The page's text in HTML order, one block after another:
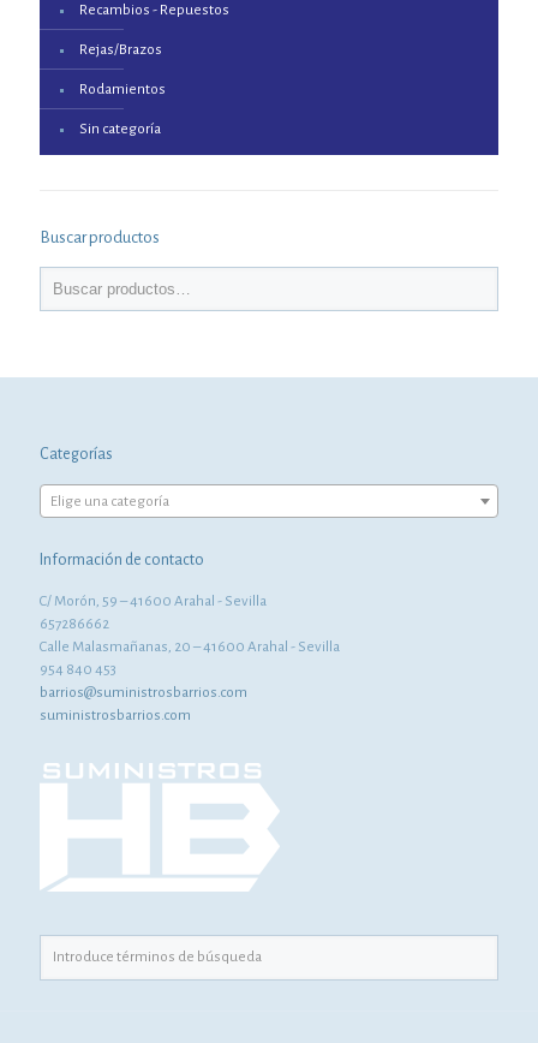
Recambios - Repuestos
Rejas/Brazos
Rodamientos
Sin categoría
Buscar productos
Categorías
Elige una categoría
Información de contacto
C/ Morón, 59 – 41600 Arahal - Sevilla
657286662
Calle Malasmañanas, 20 – 41600 Arahal - Sevilla
954 840 453
barrios@suministrosbarrios.com
suministrosbarrios.com